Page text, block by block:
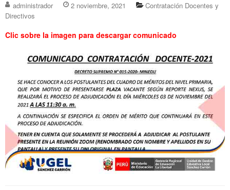
administrador 2 noviembre, 2021
Contratación Docentes y
Directivos
Clic sobre la imagen para descargar comunicado